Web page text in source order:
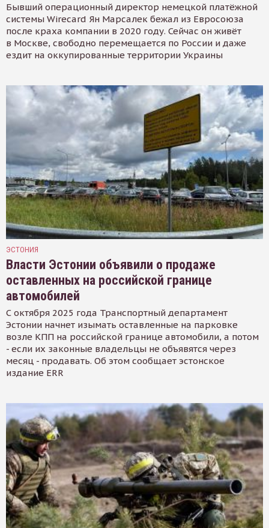
Бывший операционный директор немецкой платёжной
системы Wirecard Ян Марсалек бежал из Евросоюза
после краха компании в 2020 году. Сейчас он живёт
в Москве, свободно перемещается по России и даже
ездит на оккупированные территории Украины
ЭСТОНИЯ
Власти Эстонии объявили о продаже
оставленных на российской границе
автомобилей
С октября 2025 года Транспортный департамент
Эстонии начнет изымать оставленные на парковке
возле КПП на российской границе автомобили, а потом
- если их законные владельцы не объявятся через
месяц - продавать. Об этом сообщает эстонское
издание ERR